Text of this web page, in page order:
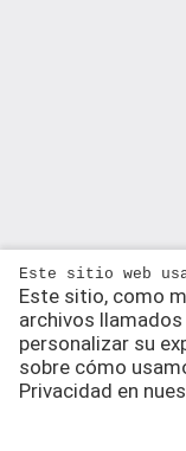
Este sitio web
Este sitio, como
archivos
personalizar su
sobre cómo
Privacidad en